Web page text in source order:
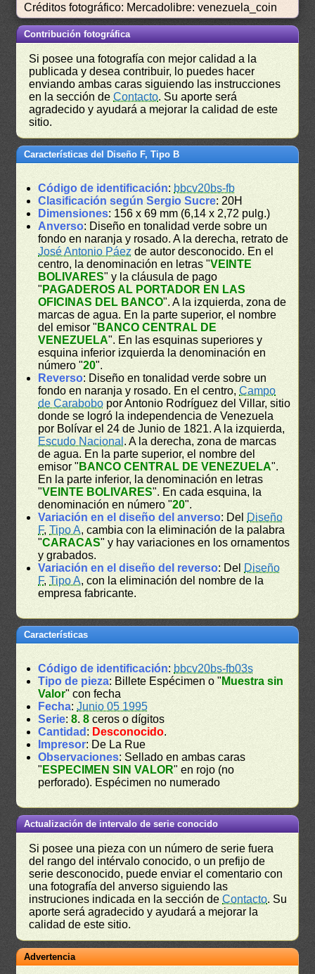
Créditos fotográfico: Mercadolibre: venezuela_coin
Contribución fotográfica
Si posee una fotografía con mejor calidad a la
publicada y desea contribuir, lo puedes hacer
enviando ambas caras siguiendo las instrucciones
en la sección deContacto. Su aporte será
agradecido y ayudará a mejorar la calidad de este
sitio.
Características del Diseño F, Tipo B
Código de identificación: bbcv20bs-fb
Clasificación según Sergio Sucre: 20H
Dimensiones: 156 x 69 mm (6,14 x 2,72 pulg.)
Anverso: Diseño en tonalidad verde sobre un
fondo en naranja y rosado. A la derecha, retrato de
José Antonio Páez de autor desconocido. En el
centro, la denominación en letras "VEINTE
BOLIVARES" y la cláusula de pago
" PAGADEROS AL PORTADOR EN LAS
OFICINAS DEL BANCO". A la izquierda, zona de
marcas de agua. En la parte superior, el nombre
del emisor " BANCO CENTRAL DE
VENEZUELA". En las esquinas superiores y
esquina inferior izquierda la denominación en
número "20".
Reverso: Diseño en tonalidad verde sobre un
fondo en naranja y rosado. En el centro,Campo
de Carabobo por Antonio Rodríguez del Villar, sitio
donde se logró la independencia de Venezuela
por Bolívar el 24 de Junio de 1821. A la izquierda,
Escudo Nacional . A la derecha, zona de marcas
de agua. En la parte superior, el nombre del
emisor " BANCO CENTRAL DE VENEZUELA".
En la parte inferior, la denominación en letras
"VEINTE BOLIVARES". En cada esquina, la
denominación en número "20".
Variación en el diseño del anverso: Del Diseño
F,Tipo A, cambia con la eliminación de la palabra
"CARACAS" y hay variaciones en los ornamentos
y grabados.
Variación en el diseño del reverso: Del Diseño
F,Tipo A, con la eliminación del nombre de la
empresa fabricante.
Características
Código de identificación: bbcv20bs-fb03s
Tipo de pieza: Billete Espécimen o " Muestra sin
Valor" con fecha
Fecha:Junio 05 1995
Serie:8.8 ceros o dígitos
Cantidad : Desconocido.
Impresor: De La Rue
Observaciones: Sellado en ambas caras
" ESPECIMEN SIN VALOR" en rojo (no
perforado). Espécimen no numerado
Actualización de intervalo de serie conocido
Si posee una pieza con un número de serie fuera
del rango del intérvalo conocido, o un prefijo de
serie desconocido, puede enviar el comentario con
una fotografía del anverso siguiendo las
instruciones indicada en la sección deContacto. Su
aporte será agradecido y ayudará a mejorar la
calidad de este sitio.
Advertencia